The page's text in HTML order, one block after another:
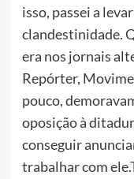
isso, passei a
clandestinidade.
era nos jornais
Repórter,
pouco,
oposição à
conseguir
trabalhar com